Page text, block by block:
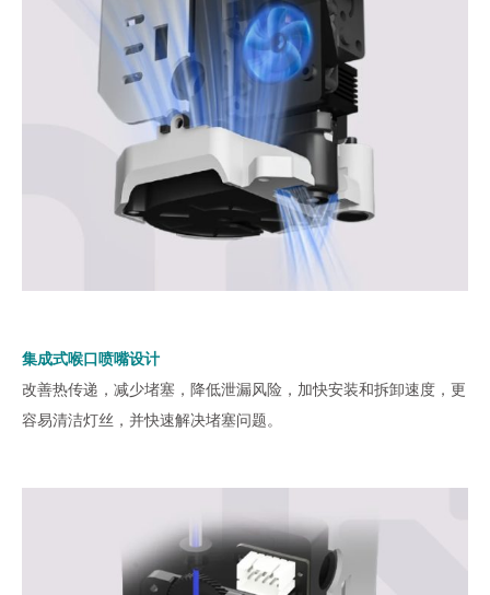
集成式喉口喷嘴设计
改善热传递，减少堵塞，降低泄漏风险，加快安装和拆卸速度，更
容易清洁灯丝，并快速解决堵塞问题。